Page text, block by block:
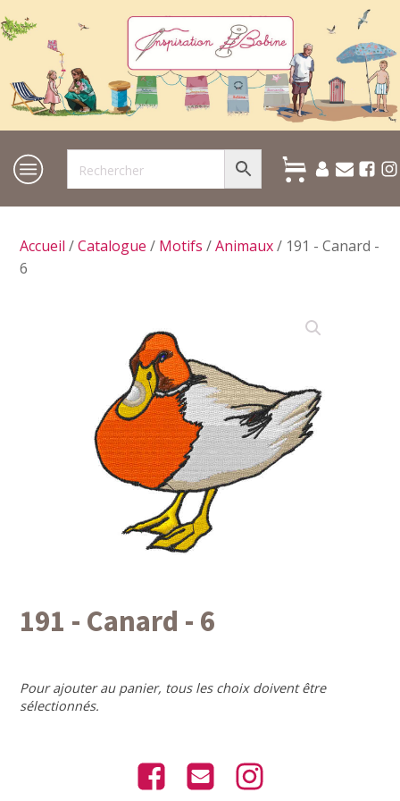
Accueil /Catalogue / Motifs /Animaux/ 191 - Canard -
6
191 - Canard - 6
Pour ajouter au panier, tous les choix doivent être
sélectionnés.